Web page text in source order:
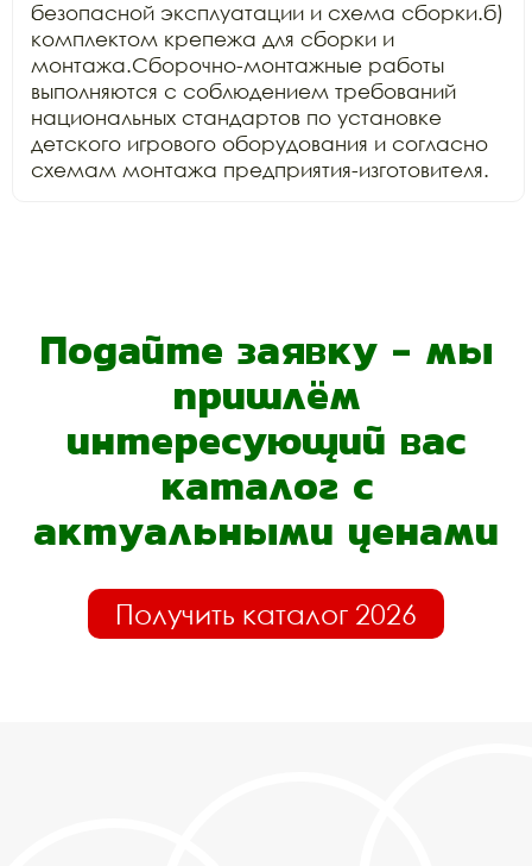
безопасной эксплуатации и схема сборки.б)
комплектом крепежа для сборки и
монтажа.Сборочно-монтажные работы
выполняются с соблюдением требований
национальных стандартов по установке
детского игрового оборудования и согласно
схемам монтажа предприятия-изготовителя.
Подайте заявку - мы
пришлём
интересующий вас
каталог с
актуальными ценами
Получить каталог 2026